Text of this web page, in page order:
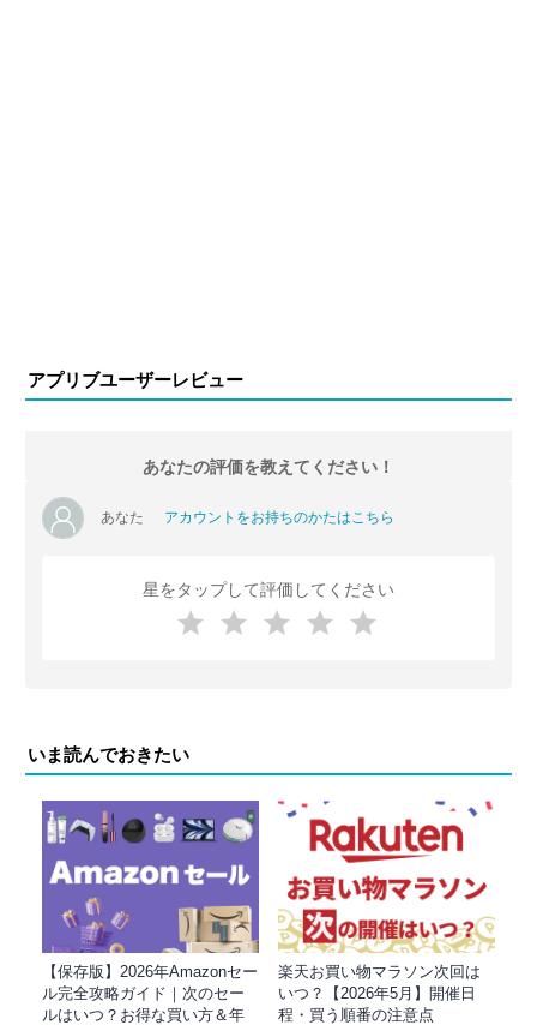
アプリブユーザーレビュー
あなたの評価を教えてください！
あなた アカウントをお持ちのかたはこちら
星をタップして評価してください
いま読んでおきたい
【保存版】2026年Amazonセー
ル完全攻略ガイド｜次のセー
ルはいつ？お得な買い方＆年
楽天お買い物マラソン次回は
いつ？【2026年5月】開催日
程・買う順番の注意点